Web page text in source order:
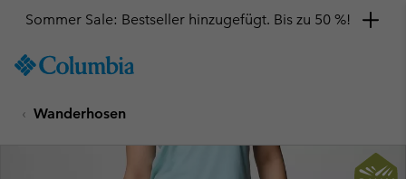
TO
SKIP
Sommer Sale: Bestseller hinzugefügt. Bis zu 50 %!
Wanderhosen